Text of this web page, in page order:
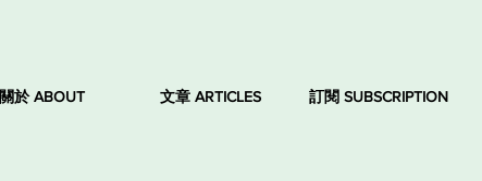
關於 ABOUT 文章 ARTICLES 訂閱 SUBSCRIPTION